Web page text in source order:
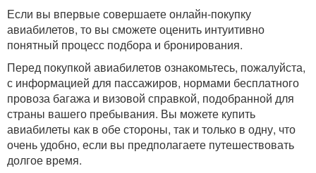
Если вы впервые совершаете онлайн-покупку
авиабилетов, то вы сможете оценить интуитивно
понятный процесс подбора и бронирования.
Перед покупкой авиабилетов ознакомьтесь, пожалуйста,
с информацией для пассажиров, нормами бесплатного
провоза багажа и визовой справкой, подобранной для
страны вашего пребывания. Вы можете купить
авиабилеты как в обе стороны, так и только в одну, что
очень удобно, если вы предполагаете путешествовать
долгое время.